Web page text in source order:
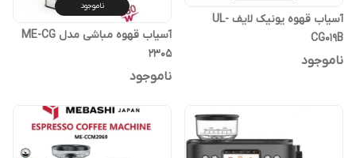
آسیاب قهوه یونیک لایف UL-
CG019B
ناموجود
ناموجود
آسیاب قهوه مباشی مدل ME-CG
2305
ناموجود